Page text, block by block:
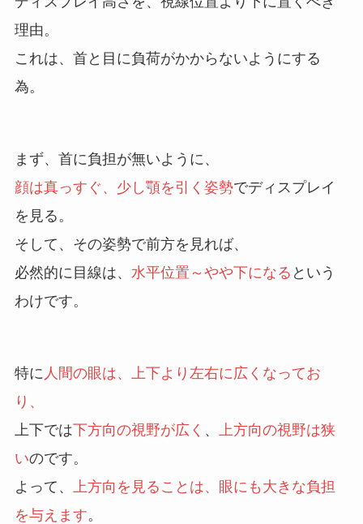
理由。
これは、首と目に負荷がかからないようにする
為。
まず、首に負担が無いように、
顔は真っすぐ、少し顎を引く姿勢でディスプレイ
を見る。
そして、その姿勢で前方を見れば、
必然的に目線は、 水平位置～やや下になる という
わけです。
特に 人間の眼は、上下より左右に広くなってお
り、
上下では下方向の視野が広く 、
上方向の視野は狭
いのです。
よって、
上方向を見ることは、眼にも大きな負担
を与えます。